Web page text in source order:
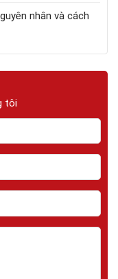
nhân và cách
tôi